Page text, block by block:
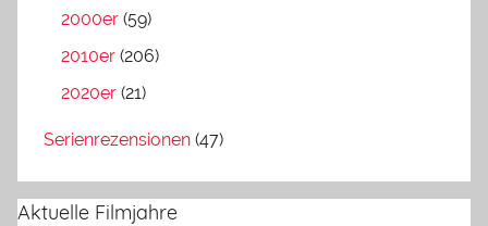
2000er (59)
2010er (206)
2020er (21)
Serienrezensionen (47)
Aktuelle Filmjahre